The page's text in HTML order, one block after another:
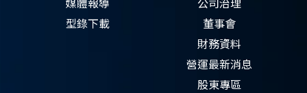
型錄下載
董事會
財務資料
營運最新消息
股東專區